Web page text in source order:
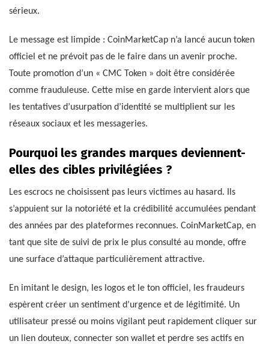
sérieux.
Le message est limpide : CoinMarketCap n’a lancé aucun token
officiel et ne prévoit pas de le faire dans un avenir proche.
Toute promotion d’un « CMC Token » doit être considérée
comme frauduleuse. Cette mise en garde intervient alors que
les tentatives d’usurpation d’identité se multiplient sur les
réseaux sociaux et les messageries.
Pourquoi les grandes marques deviennent-
elles des cibles privilégiées ?
Les escrocs ne choisissent pas leurs victimes au hasard. Ils
s’appuient sur la notoriété et la crédibilité accumulées pendant
des années par des plateformes reconnues. CoinMarketCap, en
tant que site de suivi de prix le plus consulté au monde, offre
une surface d’attaque particulièrement attractive.
En imitant le design, les logos et le ton officiel, les fraudeurs
espèrent créer un sentiment d’urgence et de légitimité. Un
utilisateur pressé ou moins vigilant peut rapidement cliquer sur
un lien douteux, connecter son wallet et perdre ses actifs en